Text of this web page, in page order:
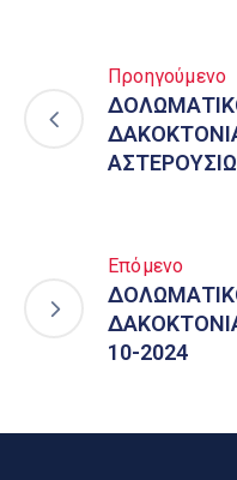
Προηγούμενο
Επόμενο
10-2024